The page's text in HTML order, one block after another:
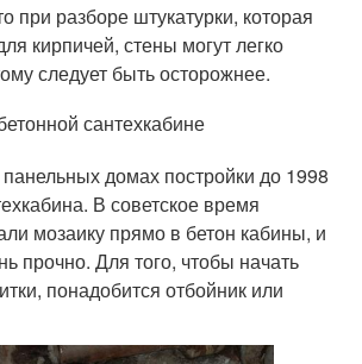
при разборе штукатурки, которая
кирпичей, стены могут легко
следует быть осторожнее.
сантехкабине
домах постройки до 1998
В советское время
мозаику прямо в бетон кабины, и
прочно. Для того, чтобы начать
понадобится отбойник или